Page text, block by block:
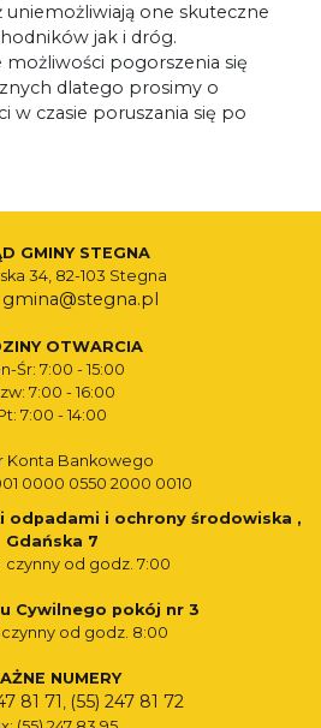
uniemożliwiają one skuteczne
jak i dróg.
możliwości pogorszenia się
dlatego prosimy o
w czasie poruszania się po
GMINY STEGNA
34, 82-103 Stegna
gmina@stegna.pl
OTWARCIA
Śr: 7:00 - 15:00
7:00 - 16:00
7:00 - 14:00
Konta Bankowego
0000 0550 2000 0010
odpadami i ochrony środowiska ,
Gdańska 7
czynny od godz. 7:00
Cywilnego pokój nr 3
czynny od godz. 8:00
NUMERY
81 71 , (55) 247 81 72